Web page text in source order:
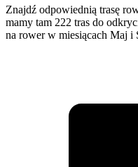
Znajdź odpowiednią trasę
mamy tam 222 tras do
na rower w miesiącach Maj i